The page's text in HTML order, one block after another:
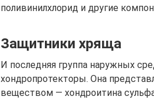
поливинилхлорид и другие
Защитники хряща
И последняя группа наружных
хондропротекторы. Она
веществом — хондроитина